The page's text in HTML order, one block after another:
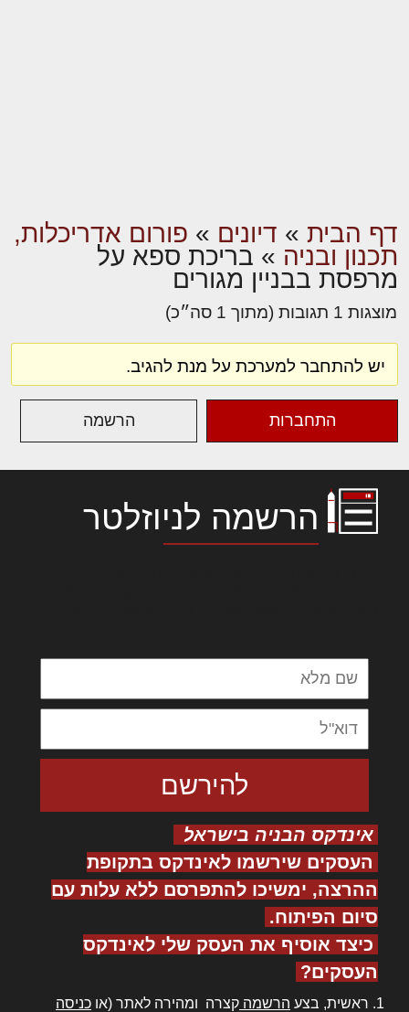
דף הבית » דיונים » פורום אדריכלות,
תכנון ובניה » בריכת ספא על
מרפסת בבניין מגורים
מוצגות 1 תגובות (מתוך 1 סה״כ)
יש להתחבר למערכת על מנת להגיב.
התחברות הרשמה
הרשמה לניוזלטר
אינדקס הבניה בישראל
העסקים שירשמו לאינדקס בתקופת
ההרצה, ימשיכו להתפרסם ללא עלות עם
סיום הפיתוח.
כיצד אוסיף את העסק שלי לאינדקס
העסקים?
ראשית, בצע הרשמה קצרה ומהירה לאתר (או כניסה